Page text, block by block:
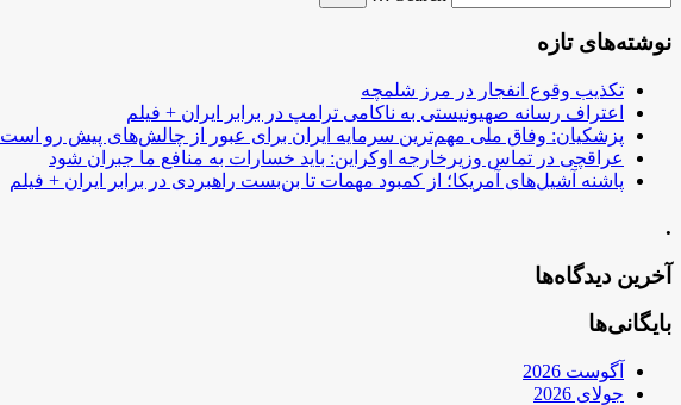
نوشته‌های تازه
تکذیب وقوع انفجار در مرز شلمچه
اعتراف رسانه صهیونیستی به ناکامی ترامپ در برابر ایران + فیلم
پزشکیان: وفاق ملی مهم‌ترین سرمایه ایران برای عبور از چالش‌های پیش رو است
عراقچی در تماس وزیرخارجه اوکراین: باید خسارات به منافع ما جبران شود
پاشنه آشیل‌های آمریکا؛ از کمبود مهمات تا بن‌بست راهبردی در برابر ایران + فیلم
.
آخرین دیدگاه‌ها
بایگانی‌ها
آگوست 2026
جولای 2026